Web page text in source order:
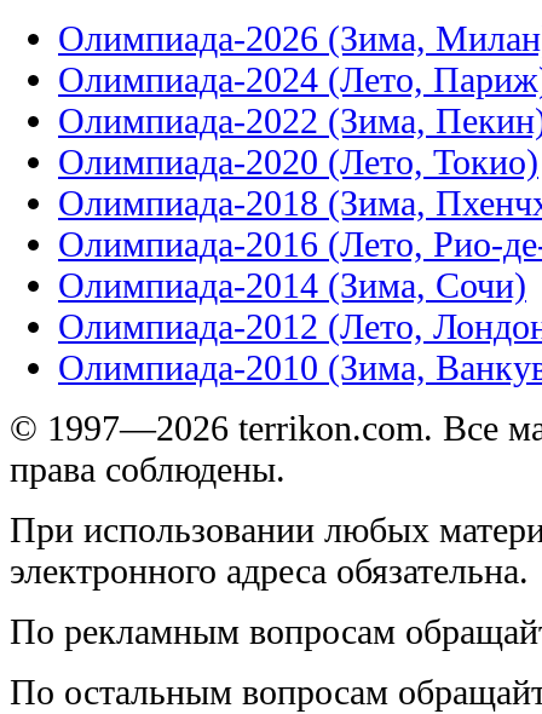
Олимпиада-2026 (Зима,
Олимпиада-2024 (Лето,
Олимпиада-2022 (Зима,
Олимпиада-2020 (Лето, Токио)
Олимпиада-2018 (Зима,
Олимпиада-2016 (Лето, Рио-
Олимпиада-2014 (Зима, Сочи)
Олимпиада-2012 (Лето,
Олимпиада-2010 (Зима,
© 1997—2026 terrikon.com. Все
права соблюдены.
При использовании любых
электронного адреса обязательна.
По рекламным вопросам
По остальным вопросам